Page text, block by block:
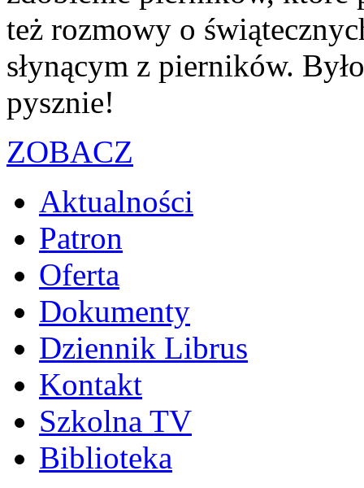
też rozmowy o
słynącym z pierników.
pysznie!
ZOBACZ
Aktualności
Patron
Oferta
Dokumenty
Dziennik Librus
Kontakt
Szkolna TV
Biblioteka